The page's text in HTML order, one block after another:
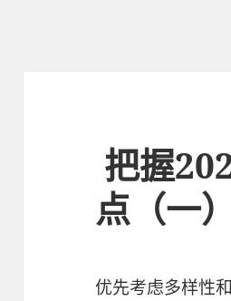
把握
点（一）
优先考虑多样性